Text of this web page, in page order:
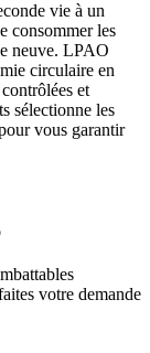
vie à un
consommer les
neuve. LPAO
circulaire en
et
sélectionne les
vous garantir
votre demande